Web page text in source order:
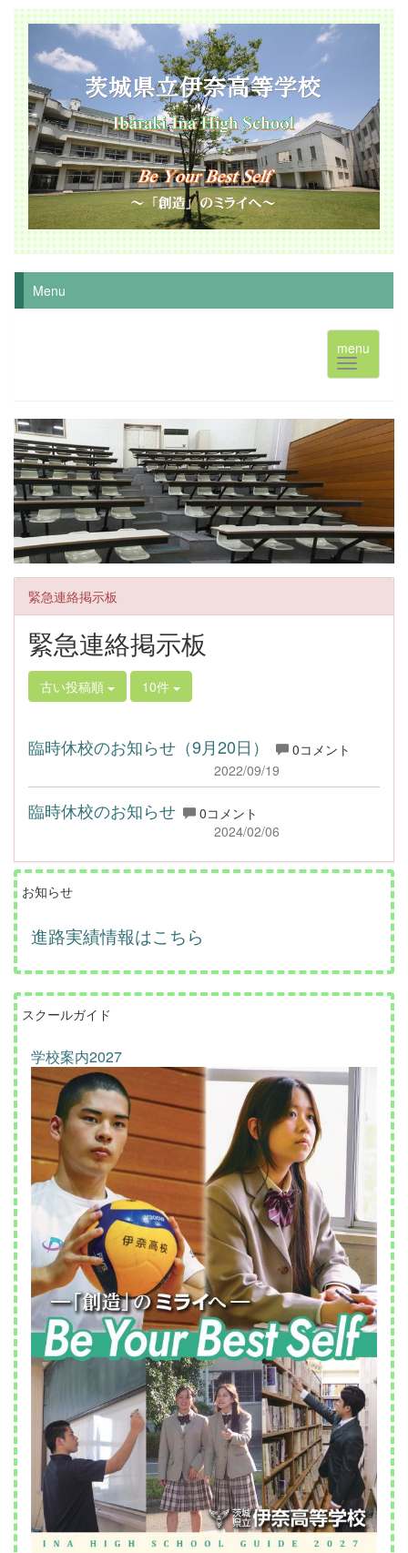
Menu
menu
緊急連絡掲示板
緊急連絡掲示板
古い投稿順 10件
臨時休校のお知らせ（9月20日）
0コメント
2022/09/19
臨時休校のお知らせ
0コメント
2024/02/06
お知らせ
進路実績情報はこちら
スクールガイド
学校案内2027